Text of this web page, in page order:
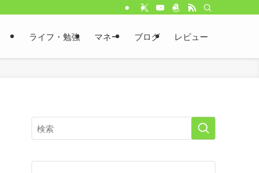
ライフ・勉強 マネー ブログ レビュー